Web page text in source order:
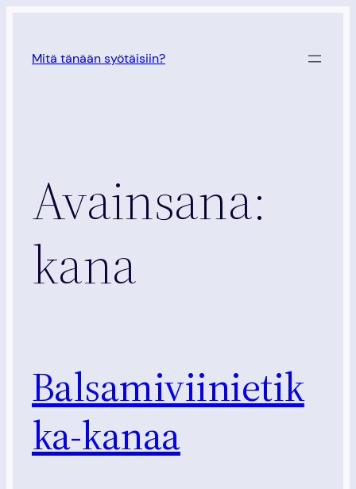
Mitä tänään syötäisiin?
Avainsana:
kana
Balsamiviinietik
ka-kanaa